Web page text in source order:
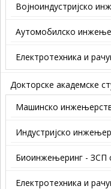
Војноиндустријско
Аутомобилско
Електротехника и
Докторске академске
Mашинско
Индустријско
Биоинжењеринг - ЗСП
Електротехника и